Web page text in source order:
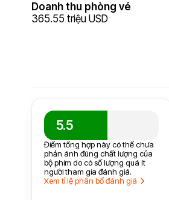
Doanh thu phòng vé
365.55 triệu USD
5.5
Điểm tổng hợp này có thể chưa
phản ánh đúng chất lượng của
bộ phim do có số lượng quá ít
người tham gia đánh giá.
Xem tỉ lệ phân bổ đánh giá